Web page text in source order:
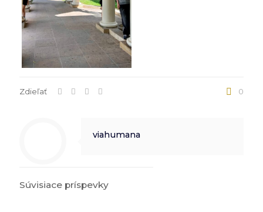
Zdieľať 0
viahumana
Súvisiace príspevky